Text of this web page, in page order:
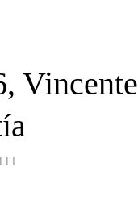
Vincente